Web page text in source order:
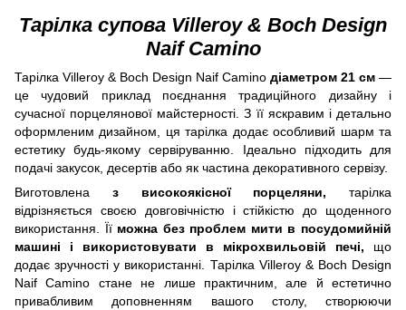
Тарілка супова Villeroy & Boch Design
Naif Camino
Тарілка Villeroy & Boch Design Naif Camino діаметром 21 см —
це чудовий приклад поєднання традиційного дизайну і
сучасної порцелянової майстерності. З її яскравим і детально
оформленим дизайном, ця тарілка додає особливий шарм та
естетику будь-якому сервіруванню. Ідеально підходить для
подачі закусок, десертів або як частина декоративного сервізу.
Виготовлена з високоякісної порцеляни, тарілка
відрізняється своєю довговічністю і стійкістю до щоденного
використання. Її можна без проблем мити в посудомийній
машині і використовувати в мікрохвильовій печі, що
додає зручності у використанні. Тарілка Villeroy & Boch Design
Naif Camino стане не лише практичним, але й естетично
привабливим доповненням вашого столу, створюючи